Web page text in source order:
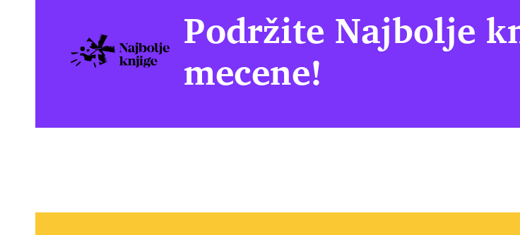
Podržite Najbolje
mecene!